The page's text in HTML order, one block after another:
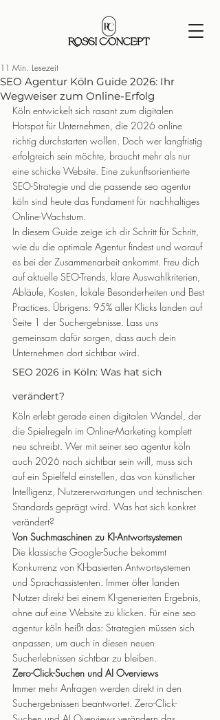
SEO Agentur Köln Guide 2026: Ihr
Wegweiser zum Online-Erfolg
11 Min. Lesezeit
Köln entwickelt sich rasant zum digitalen
Hotspot für Unternehmen, die 2026 online
richtig durchstarten wollen. Doch wer langfristig
erfolgreich sein möchte, braucht mehr als nur
eine schicke Website. Eine zukunftsorientierte
SEO-Strategie und die passende seo agentur
köln sind heute das Fundament für nachhaltiges
Online-Wachstum.
In diesem Guide zeige ich dir Schritt für Schritt,
wie du die optimale Agentur findest und worauf
es bei der Zusammenarbeit ankommt. Freu dich
auf aktuelle SEO-Trends, klare Auswahlkriterien,
Abläufe, Kosten, lokale Besonderheiten und Best
Practices. Übrigens: 95% aller Klicks landen auf
Seite 1 der Suchergebnisse. Lass uns
gemeinsam dafür sorgen, dass auch dein
Unternehmen dort sichtbar wird.
SEO 2026 in Köln: Was hat sich
verändert?
Köln erlebt gerade einen digitalen Wandel, der
die Spielregeln im Online-Marketing komplett
neu schreibt. Wer mit seiner seo agentur köln
auch 2026 noch sichtbar sein will, muss sich
auf ein Spielfeld einstellen, das von künstlicher
Intelligenz, Nutzererwartungen und technischen
Standards geprägt wird. Was hat sich konkret
verändert?
Von Suchmaschinen zu KI-Antwortsystemen
Die klassische Google-Suche bekommt
Konkurrenz von KI-basierten Antwortsystemen
und Sprachassistenten. Immer öfter landen
Nutzer direkt bei einem KI-generierten Ergebnis,
ohne auf eine Website zu klicken. Für eine seo
agentur köln heißt das: Strategien müssen sich
anpassen, um auch in diesen neuen
Sucherlebnissen sichtbar zu bleiben.
Zero-Click-Suchen und AI Overviews
Immer mehr Anfragen werden direkt in den
Suchergebnissen beantwortet. Zero-Click-